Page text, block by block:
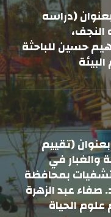
(دراسه
حسين للباحثة
(تقييم
والغبار في
بمحافظة
صفاء عبد الزهرة
الحياة